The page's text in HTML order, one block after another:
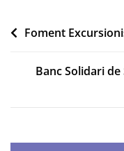
Foment
Banc Solidari